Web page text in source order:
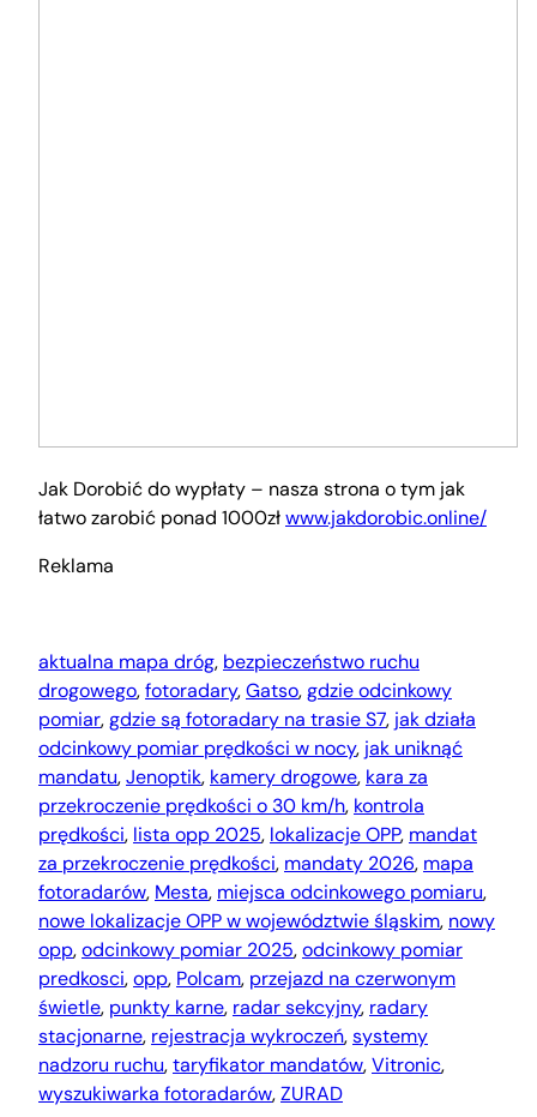
Jak Dorobić do wypłaty – nasza strona o tym jak
łatwo zarobić ponad 1000złwww.jakdorobic.online/
Reklama
aktualna mapa dróg, bezpieczeństwo ruchu
drogowego, fotoradary, Gatso, gdzie odcinkowy
pomiar, gdzie są fotoradary na trasie S7, jak działa
odcinkowy pomiar prędkości w nocy, jak uniknąć
mandatu, Jenoptik, kamery drogowe, kara za
przekroczenie prędkości o 30 km/h, kontrola
prędkości, lista opp 2025, lokalizacje OPP, mandat
za przekroczenie prędkości, mandaty 2026, mapa
fotoradarów, Mesta, miejsca odcinkowego pomiaru
nowe lokalizacje OPP w województwie śląskim, nowy
opp, odcinkowy pomiar 2025, odcinkowy pomiar
predkosci, opp, Polcam, przejazd na czerwonym
świetle, punkty karne, radar sekcyjny, radary
stacjonarne, rejestracja wykroczeń, systemy
nadzoru ruchu, taryfikator mandatów, Vitronic
wyszukiwarka fotoradarów, ZURAD